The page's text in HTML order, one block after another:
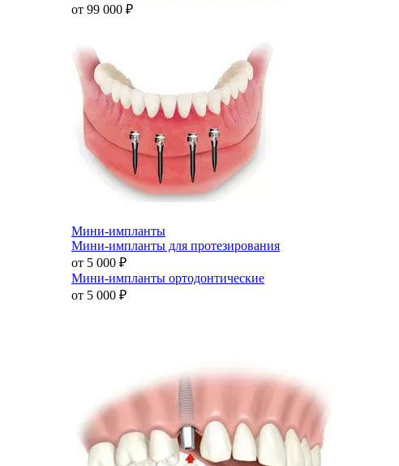
от 99 000 ₽
Мини-импланты
Мини-импланты для протезирования
от 5 000 ₽
Мини-импланты ортодонтические
от 5 000 ₽